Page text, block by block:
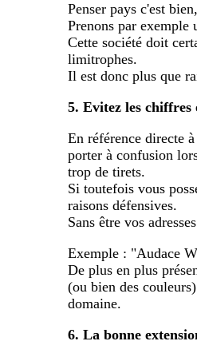
Penser pays c'est
Prenons par exemple
Cette société doit
limitrophes.
Il est donc plus que
5. Evitez les chiffres
En référence directe
porter à confusion
trop de tirets.
Si toutefois vous
raisons défensives.
Sans être vos
Exemple : "Audace
De plus en plus
(ou bien des
domaine.
6. La bonne